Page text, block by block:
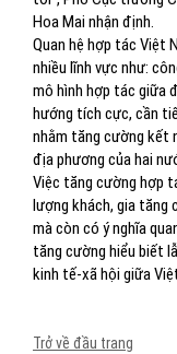
Hoa Mai nhận định.
Quan hệ hợp tác Việt
nhiều lĩnh vực như:
mô hình hợp tác giữa
hướng tích cực, cần
nhằm tăng cường kết
địa phương của hai
Việc tăng cường hợp
lượng khách, gia tăng
mà còn có ý nghĩa
tăng cường hiểu biết
kinh tế-xã hội giữa
Trở về đầu trang